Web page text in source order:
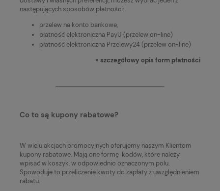
następujących sposobów płatności:
przelew na konto bankowe,
płatność elektroniczna PayU (przelew on-line)
płatność elektroniczna Przelewy24 (przelew on-line)
» szczegółowy opis form płatności
Co to są kupony rabatowe?
W wielu akcjach promocyjnych oferujemy naszym Klientom
kupony rabatowe. Mają one formę kodów, które należy
wpisać w koszyk, w odpowiednio oznaczonym polu.
Spowoduje to przeliczenie kwoty do zapłaty z uwzględnieniem
rabatu.